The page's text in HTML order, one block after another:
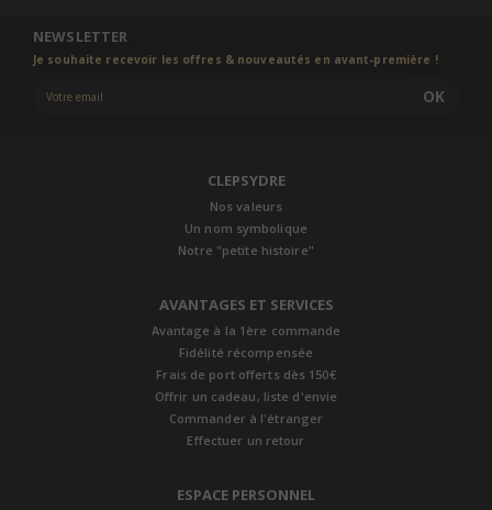
NEWSLETTER
Je souhaite recevoir les offres & nouveautés en avant-première !
OK
CLEPSYDRE
Nos valeurs
Un nom symbolique
Notre "petite histoire"
AVANTAGES ET SERVICES
Avantage à la 1ère commande
Fidélité récompensée
Frais de port offerts dès 150€
Offrir un cadeau, liste d'envie
Commander à l'étranger
Effectuer un retour
ESPACE PERSONNEL